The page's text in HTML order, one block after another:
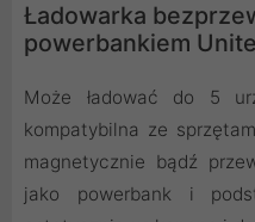
Ładowarka
powerbankiem
Może ładować do 5
kompatybilna ze
magnetycznie bądź
jako powerbank i